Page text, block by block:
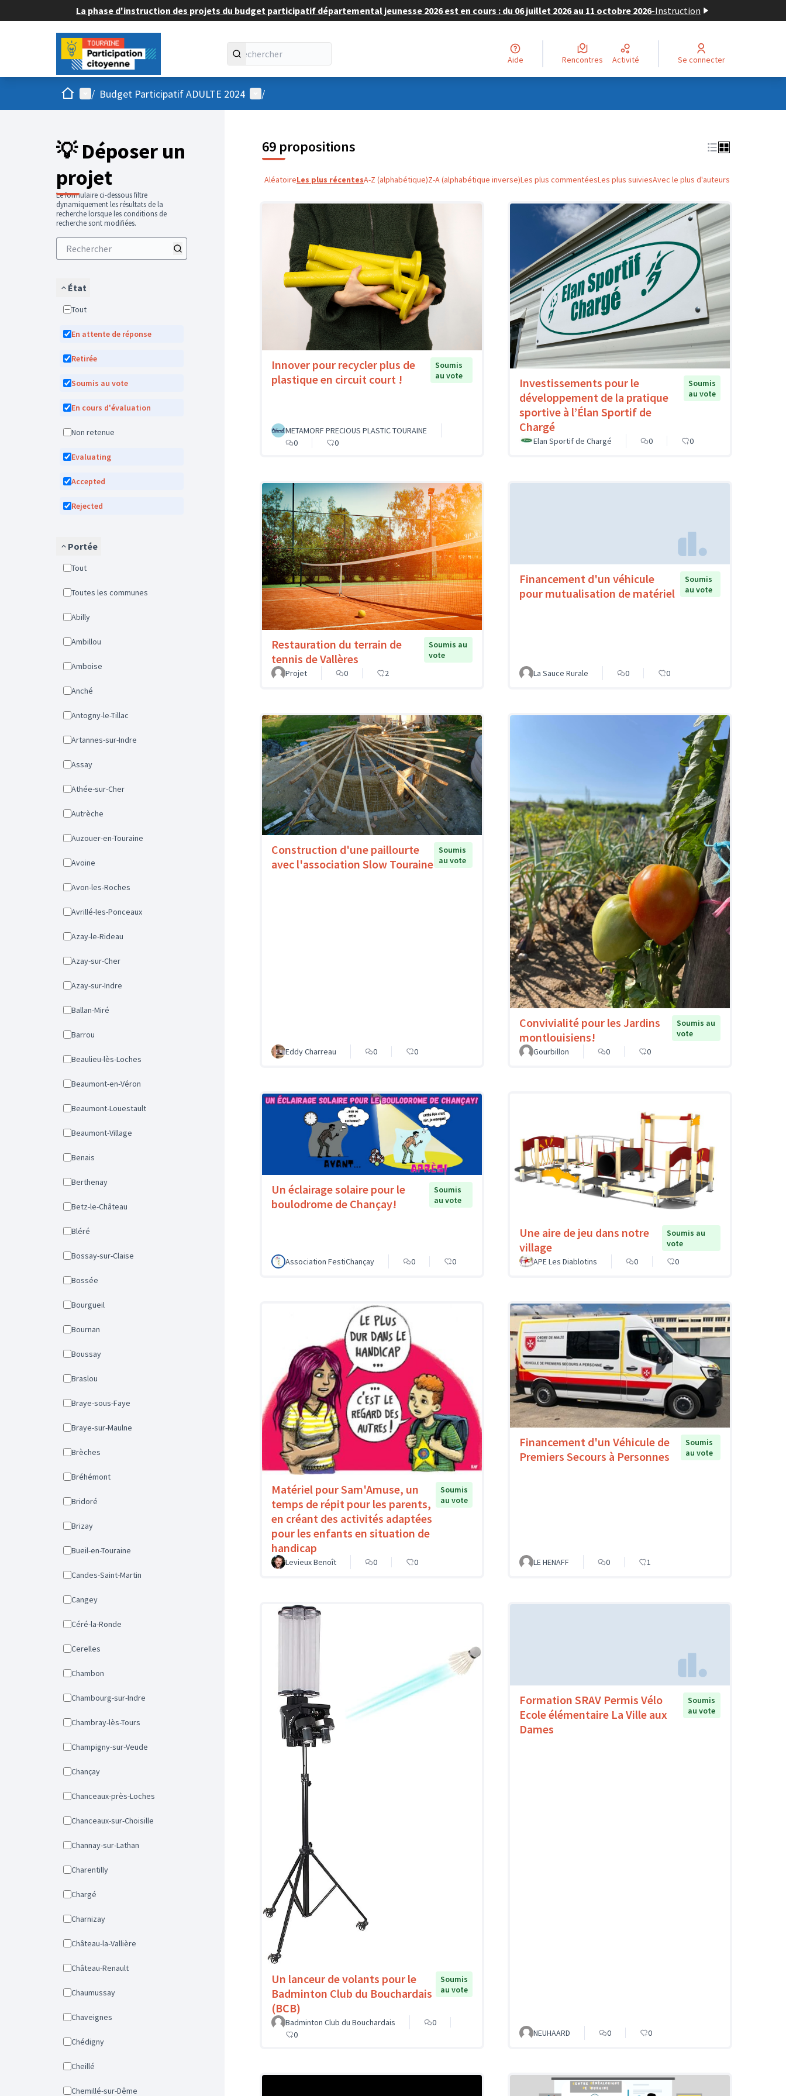
La phase d'instruction des projets du budget participatif départemental jeunesse 2026 est en cours : du 06 juillet 2026 au 11 octobre 2026-Instruction
Aide Rencontres Activité Se connecter
AccueilMenu principal
/ Budget Participatif ADULTE 2024 Menu utilisateur
/
💡 Déposer un
projet
Le formulaire ci-dessous filtre
dynamiquement les résultats de la
recherche lorsque les conditions de
recherche sont modifiées.
État
Tout
En attente de réponse
Retirée
Soumis au vote
En cours d'évaluation
Non retenue
Evaluating
Accepted
Rejected
Portée
Tout
Toutes les communes
Abilly
Ambillou
Amboise
Anché
Antogny-le-Tillac
Artannes-sur-Indre
Assay
Athée-sur-Cher
Autrèche
Auzouer-en-Touraine
Avoine
Avon-les-Roches
Avrillé-les-Ponceaux
Azay-le-Rideau
Azay-sur-Cher
Azay-sur-Indre
Ballan-Miré
Barrou
Beaulieu-lès-Loches
Beaumont-en-Véron
Beaumont-Louestault
Beaumont-Village
Benais
Berthenay
Betz-le-Château
Bléré
Bossay-sur-Claise
Bossée
Bourgueil
Bournan
Boussay
Braslou
Braye-sous-Faye
Braye-sur-Maulne
Brèches
Bréhémont
Bridoré
Brizay
Bueil-en-Touraine
Candes-Saint-Martin
Cangey
Céré-la-Ronde
Cerelles
Chambon
Chambourg-sur-Indre
Chambray-lès-Tours
Champigny-sur-Veude
Chançay
Chanceaux-près-Loches
Chanceaux-sur-Choisille
Channay-sur-Lathan
Charentilly
Chargé
Charnizay
Château-la-Vallière
Château-Renault
Chaumussay
Chaveignes
Chédigny
Cheillé
Chemillé-sur-Dême
69 propositions
AléatoireLes plus récentesA-Z (alphabétique)Z-A (alphabétique inverse)Les plus commentéesLes plus suiviesAvec le plus d'auteurs
Innover pour recycler plus de
plastique en circuit court !
Soumis
au vote
METAMORF PRECIOUS PLASTIC TOURAINE
0
0
Investissements pour le
développement de la pratique
sportive à l’Élan Sportif de
Chargé
Soumis
au vote
Elan Sportif de Chargé 0 0
Restauration du terrain de
tennis de Vallères
Soumis au
vote
Projet
0 2
Financement d'un véhicule
pour mutualisation de matériel
Soumis
au vote
La Sauce Rurale 0 0
Construction d'une paillourte
avec l'association Slow Touraine
Soumis
au vote
Eddy Charreau 0 0
Convivialité pour les Jardins
montlouisiens!
Soumis au
vote
Gourbillon
0 0
Un éclairage solaire pour le
boulodrome de Chançay!
Soumis
au vote
Association FestiChançay 0 0
Une aire de jeu dans notre
village
Soumis au
vote
APE Les Diablotins
0 0
Matériel pour Sam'Amuse, un
temps de répit pour les parents,
en créant des activités adaptées
pour les enfants en situation de
handicap
Soumis
au vote
Levieux Benoît 0 0
Financement d'un Véhicule de
Premiers Secours à Personnes
Soumis
au vote
LE HENAFF 0 1
Un lanceur de volants pour le
Badminton Club du Bouchardais
(BCB)
Soumis
au vote
Badminton Club du Bouchardais
0
0
Formation SRAV Permis Vélo
Ecole élémentaire La Ville aux
Dames
Soumis
au vote
NEUHAARD 0 0